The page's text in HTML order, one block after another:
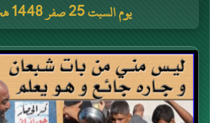
يوم السبت 25 صفر 1448 هجرية